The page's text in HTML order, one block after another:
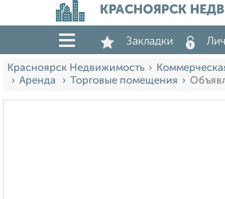
КРАСНОЯРСК
Закладки
Красноярск Недвижимость
Аренда
Торговые помещения